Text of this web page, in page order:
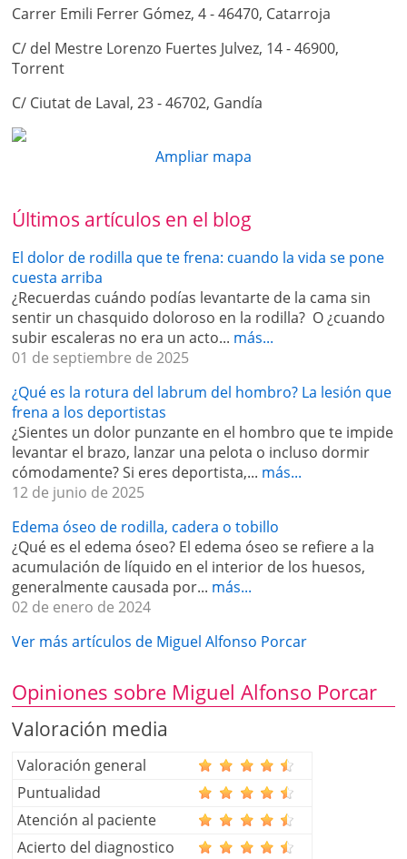
Puede estar provocado por artrosis tobillo o
subastragalina, tendinitis de aquiles, tendinitis en
peroneos, fascitis plantar.
Tratamientos de Inyecciones de ácido hialurónico en
el tobillo, QREM: suero autólogo rico en citoquinas,
tratamiento con PRP.
Producido por esguinces y distensiones, artrosis en
de Quervain, dedo en resorte – gatillo, síndrome del
túnel carpiano.
Tratamientos de cirugía artroscópica o cirugía abierta,
infiltraciones de ácido hialurónico, QREM suero
autólogo rico en citoquinas, tratamiento con PRP.
Federación Española de Fútbol. Traumatólogo.
Banco Óseo e Injertos Osteotendinosos de la
Conselleria de Sanidad de Valencia. Colaborador.
Banco de Tejidos y Sangre de la Conselleria de
Sanidad de Valencia. Colaborador.
Valencia. Médico Adjunto.
Experiencia docente:
Departamento de Cirugía de la Facultad de
Medicina de la Universidad de
Valencia. Facultativo colaborador en Docencia
Práctica.
Departamento de Cirugía de la Universidad de
Valencia. Facultativo colaborador en labores
docentes en la asignatura de Cirugía Ortopédica y
Traumatología.
Miembro de:
Proyecto Grupo DEBA.
Sociedad Española de Cirugía Ortopédica y
Traumatología.
Sociedad Española de Cirugía de Mano.
Asociación Española de Artroscopia.
Sociedad Española de Traumatología del deporte.
Sociedad Valenciana de Traumatología y Cirugía.
Carrer Emili Ferrer Gómez, 4 - 46470, Catarroja
C/ del Mestre Lorenzo Fuertes Julvez, 14 - 46900,
Torrent
C/ Ciutat de Laval, 23 - 46702, Gandía
Ampliar mapa
Últimos artículos en el blog
El dolor de rodilla que te frena: cuando la vida se pone
cuesta arriba
¿Recuerdas cuándo podías levantarte de la cama sin
sentir un chasquido doloroso en la rodilla? O ¿cuando
subir escaleras no era un acto... más...
01 de septiembre de 2025
¿Qué es la rotura del labrum del hombro? La lesión que
frena a los deportistas
¿Sientes un dolor punzante en el hombro que te impide
levantar el brazo, lanzar una pelota o incluso dormir
cómodamente? Si eres deportista,... más...
12 de junio de 2025
Edema óseo de rodilla, cadera o tobillo
¿Qué es el edema óseo? El edema óseo se refiere a la
acumulación de líquido en el interior de los huesos,
generalmente causada por... más...
02 de enero de 2024
Ver más artículos de Miguel Alfonso Porcar
Opiniones sobre Miguel Alfonso Porcar
Valoración media
Valoración general
Puntualidad
Atención al paciente
Acierto del diagnostico